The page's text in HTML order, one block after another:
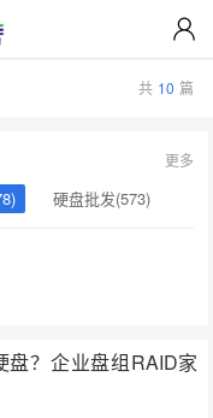
共 10 篇
硬盘批发(573)
更多
盘？企业盘组RAID家